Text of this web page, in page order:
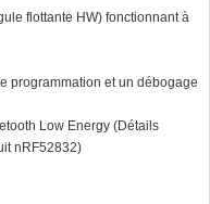
flottante HW) fonctionnant à
programmation et un débogage
Low Energy (Détails
nRF52832)